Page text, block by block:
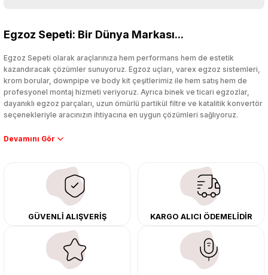
Egzoz Sepeti: Bir Dünya Markası...
Egzoz Sepeti olarak araçlarınıza hem performans hem de estetik
kazandıracak çözümler sunuyoruz. Egzoz uçları, varex egzoz sistemleri,
krom borular, downpipe ve body kit çeşitlerimiz ile hem satış hem de
profesyonel montaj hizmeti veriyoruz. Ayrıca binek ve ticari egzozlar,
dayanıklı egzoz parçaları, uzun ömürlü partikül filtre ve katalitik konvertör
seçenekleriyle aracınızın ihtiyacına en uygun çözümleri sağlıyoruz.
Performans artışı isteyen sürücüler için özel performans egzozları ve
çıkma orijinal ürünler ile yenileyebilir, body kit uygulamalarıyla aracınızın
tasarımını ve aerodinamisini üst seviyeye taşıyabilirsiniz.
Tüm ürünlerimiz orijinal, dayanıklı ve uzun ömürlüdür. İstanbul’daki montaj
merkezimizde profesyonel montaj yapıyor, Türkiye’nin her yerine güvenli
kargo ile teslimat gerçekleştiriyoruz. Aracınıza değer katmak için doğru
adres: Egzoz Sepeti.
GÜVENLİ ALIŞVERİŞ KARGO ALICI ÖDEMELİDİR